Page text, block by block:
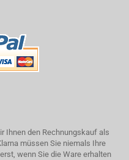
Ihnen den Rechnungskauf als
müssen Sie niemals Ihre
wenn Sie die Ware erhalten